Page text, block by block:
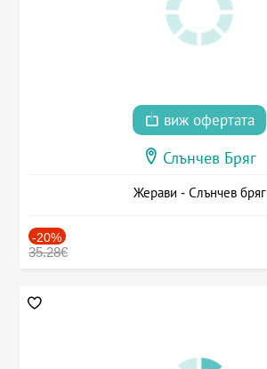
виж офертата
Слънчев Бряг
Жерави - Слънчев бряг
-20%
35.28€